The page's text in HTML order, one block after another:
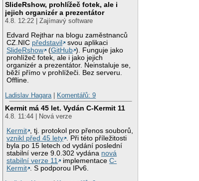
SlideRshow, prohlížeč fotek, ale i
jejich organizér a prezentátor
4.8. 12:22 | Zajímavý software
Edvard Rejthar na blogu zaměstnanců
CZ.NIC představil
svou aplikaci
SlideRshow
(GitHub ). Funguje jako
prohlížeč fotek, ale i jako jejich
organizér a prezentátor. Neinstaluje se,
běží přímo v prohlížeči. Bez serveru.
Offline.
Ladislav Hagara | Komentářů: 9
Kermit má 45 let. Vydán C-Kermit 11
4.8. 11:44 | Nová verze
Kermit , tj. protokol pro přenos souborů,
vznikl před 45 lety . Při této příležitosti
byla po 15 letech od vydání poslední
stabilní verze 9.0.302 vydána nová
stabilní verze 11
implementaceC-
Kermit . S podporou IPv6.